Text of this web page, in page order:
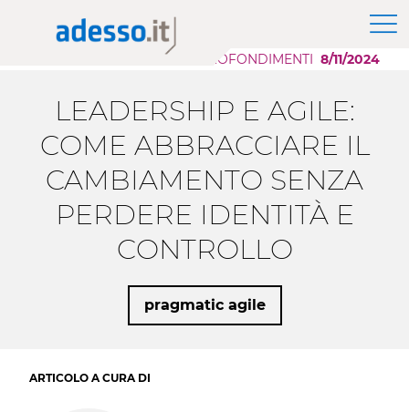
Il Gruppo adesso SE
Sponsorship
Modernizzazione Applicazioni
Sviluppo Applicazioni Low Code
Case History
Eventi
Press
APPROFONDIMENTI 8/11/2024
LEADERSHIP E AGILE:
COME ABBRACCIARE IL
CAMBIAMENTO SENZA
PERDERE IDENTITÀ E
CONTROLLO
pragmatic agile
ARTICOLO A CURA DI